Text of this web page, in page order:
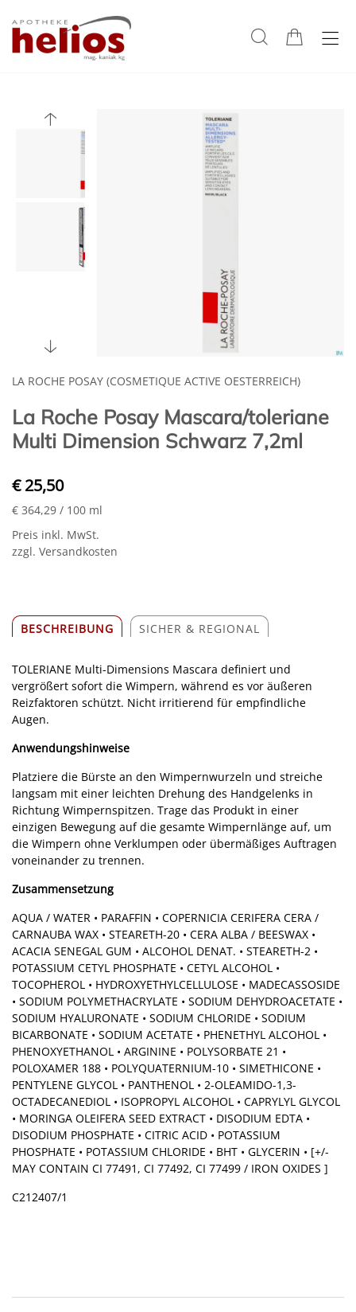
LA ROCHE POSAY (COSMETIQUE ACTIVE OESTERREICH)
La Roche Posay Mascara/toleriane
Multi Dimension Schwarz 7,2ml
€ 25,50
€ 364,29 / 100 ml
Preis inkl. MwSt.
zzgl. Versandkosten
BESCHREIBUNG SICHER & REGIONAL
TOLERIANE Multi-Dimensions Mascara definiert und
vergrößert sofort die Wimpern, während es vor äußeren
Reizfaktoren schützt. Nicht irritierend für empfindliche
Augen.
Anwendungshinweise
Platziere die Bürste an den Wimpernwurzeln und streiche
langsam mit einer leichten Drehung des Handgelenks in
Richtung Wimpernspitzen. Trage das Produkt in einer
einzigen Bewegung auf die gesamte Wimpernlänge auf, um
die Wimpern ohne Verklumpen oder übermäßiges Auftragen
voneinander zu trennen.
Zusammensetzung
AQUA / WATER • PARAFFIN • COPERNICIA CERIFERA CERA /
CARNAUBA WAX • STEARETH-20 • CERA ALBA / BEESWAX •
ACACIA SENEGAL GUM • ALCOHOL DENAT. • STEARETH-2 •
POTASSIUM CETYL PHOSPHATE • CETYL ALCOHOL •
TOCOPHEROL • HYDROXYETHYLCELLULOSE • MADECASSOSIDE
• SODIUM POLYMETHACRYLATE • SODIUM DEHYDROACETATE •
SODIUM HYALURONATE • SODIUM CHLORIDE • SODIUM
BICARBONATE • SODIUM ACETATE • PHENETHYL ALCOHOL •
PHENOXYETHANOL • ARGININE • POLYSORBATE 21 •
POLOXAMER 188 • POLYQUATERNIUM-10 • SIMETHICONE •
PENTYLENE GLYCOL • PANTHENOL • 2-OLEAMIDO-1,3-
OCTADECANEDIOL • ISOPROPYL ALCOHOL • CAPRYLYL GLYCOL
• MORINGA OLEIFERA SEED EXTRACT • DISODIUM EDTA •
DISODIUM PHOSPHATE • CITRIC ACID • POTASSIUM
PHOSPHATE • POTASSIUM CHLORIDE • BHT • GLYCERIN • [+/-
MAY CONTAIN CI 77491, CI 77492, CI 77499 / IRON OXIDES ]
C212407/1